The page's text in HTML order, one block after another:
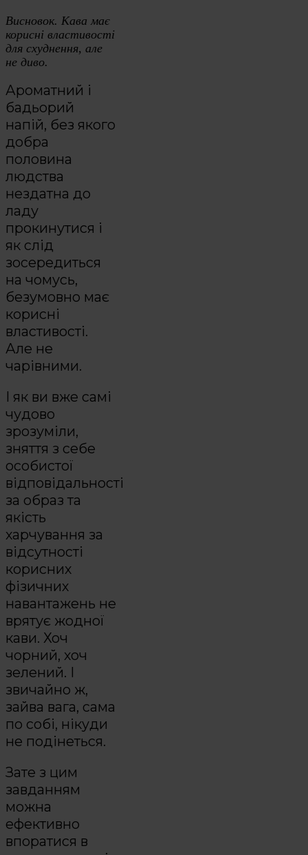
Висновок. Кава має
корисні властивості
для схуднення, але
не диво.
Ароматний і
бадьорий
напій, без якого
добра
половина
людства
нездатна до
ладу
прокинутися і
як слід
зосередиться
на чомусь,
безумовно має
корисні
властивості.
Але не
чарівними.
І як ви вже самі
чудово
зрозуміли,
зняття з себе
особистої
відповідальності
за образ та
якість
харчування за
відсутності
корисних
фізичних
навантажень не
врятує жодної
кави. Хоч
чорний, хоч
зелений. І
звичайно ж,
зайва вага, сама
по собі, нікуди
не подінеться.
Зате з цим
завданням
можна
ефективно
впоратися в